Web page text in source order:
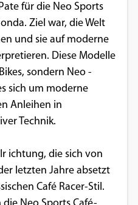
für die Neo Sports
Ziel war, die Welt
und sie auf moderne
Diese Modelle
sondern Neo­ -
sich um moderne
Anleihen in
Technik.
ichtung, die sich von
letzten Jahre absetzt
Café Racer-Stil.